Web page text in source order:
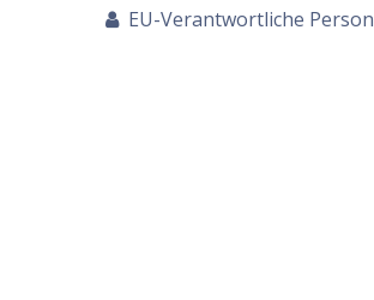
EU-Verantwortliche Person